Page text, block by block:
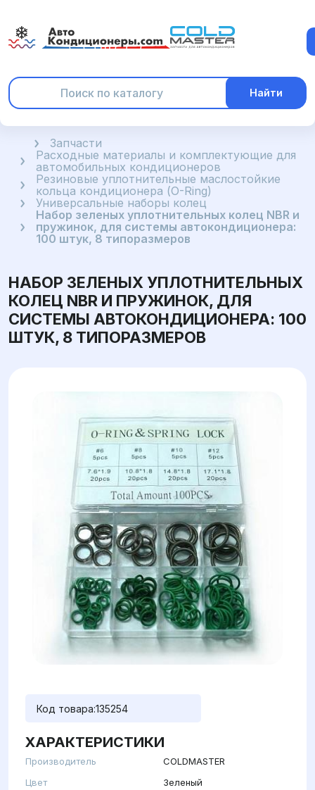
Найти
ГлавнаяЗапчасти
Расходные материалы и комплектующие для
автомобильных кондиционеров
Резиновые уплотнительные маслостойкие
кольца кондиционера (O-Ring)
Универсальные наборы колец
Набор зеленых уплотнительных колец NBR и
пружинок, для системы автокондиционера:
100 штук, 8 типоразмеров
НАБОР ЗЕЛЕНЫХ УПЛОТНИТЕЛЬНЫХ
КОЛЕЦ NBR И ПРУЖИНОК, ДЛЯ
СИСТЕМЫ АВТОКОНДИЦИОНЕРА: 100
ШТУК, 8 ТИПОРАЗМЕРОВ
Код товара:135254
ХАРАКТЕРИСТИКИ
Производитель
COLDMASTER
Цвет
Зеленый